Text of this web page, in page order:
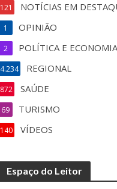
NOTÍCIAS EM
121
OPINIÃO
1
POLÍTICA E
2
REGIONAL
4.234
SAÚDE
872
TURISMO
69
VÍDEOS
140
Espaço do Leitor